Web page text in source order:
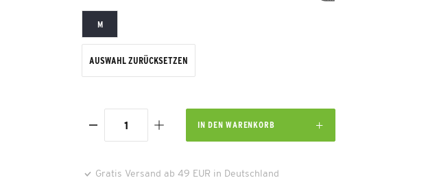
M
AUSWAHL ZURÜCKSETZEN
IN DEN WARENKORB
Gratis Versand ab 49 EUR in Deutschland